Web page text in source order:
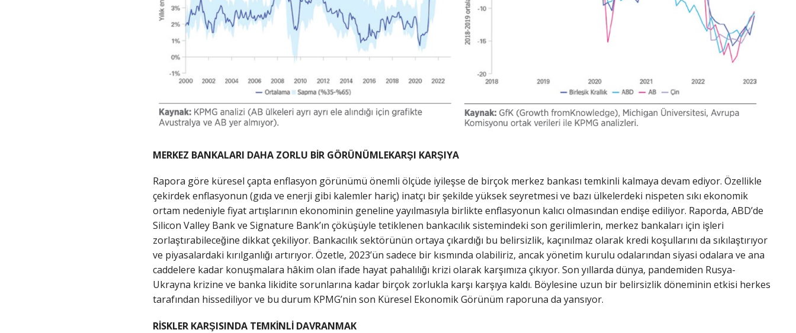
MERKEZ BANKALARI DAHA ZORLU BİR GÖRÜNÜMLEKARŞI KARŞIYA
Rapora göre küresel çapta enflasyon görünümü önemli ölçüde iyileşse de birçok merkez bankası temkinli kalmaya devam ediyor. Özellikle
çekirdek enflasyonun (gıda ve enerji gibi kalemler hariç) inatçı bir şekilde yüksek seyretmesi ve bazı ülkelerdeki nispeten sıkı ekonomik
ortam nedeniyle fiyat artışlarının ekonominin geneline yayılmasıyla birlikte enflasyonun kalıcı olmasından endişe ediliyor. Raporda, ABD’de
Silicon Valley Bank ve Signature Bank’ın çöküşüyle tetiklenen bankacılık sistemindeki son gerilimlerin, merkez bankaları için işleri
zorlaştırabileceğine dikkat çekiliyor. Bankacılık sektörünün ortaya çıkardığı bu belirsizlik, kaçınılmaz olarak kredi koşullarını da sıkılaştırıyor
ve piyasalardaki kırılganlığı artırıyor. Özetle, 2023’ün sadece bir kısmında olabiliriz, ancak yönetim kurulu odalarından siyasi odalara ve ana
caddelere kadar konuşmalara hâkim olan ifade hayat pahalılığı krizi olarak karşımıza çıkıyor. Son yıllarda dünya, pandemiden Rusya-
Ukrayna krizine ve banka likidite sorunlarına kadar birçok zorlukla karşı karşıya kaldı. Böylesine uzun bir belirsizlik döneminin etkisi herkes
tarafından hissediliyor ve bu durum KPMG’nin son Küresel Ekonomik Görünüm raporuna da yansıyor.
RİSKLER KARŞISINDA TEMKİNLİ DAVRANMAK